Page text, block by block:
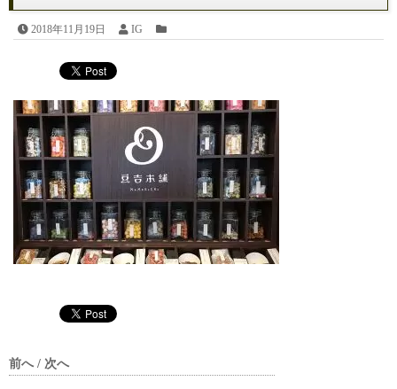
2018年11月19日 IG
前へ / 次へ